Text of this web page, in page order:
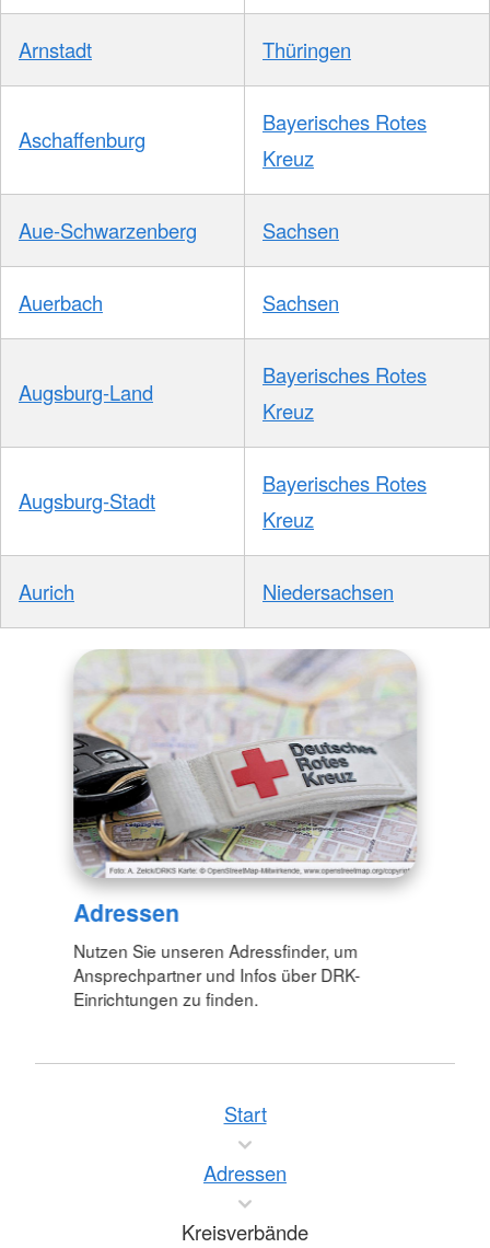
Arnstadt Thüringen
Aschaffenburg
Bayerisches Rotes
Kreuz
Aue-Schwarzenberg Sachsen
Auerbach Sachsen
Augsburg-Land
Bayerisches Rotes
Kreuz
Augsburg-Stadt
Bayerisches Rotes
Kreuz
Aurich Niedersachsen
Adressen
Nutzen Sie unseren Adressfinder, um
Ansprechpartner und Infos über DRK-
Einrichtungen zu finden.
Start
Adressen
Kreisverbände